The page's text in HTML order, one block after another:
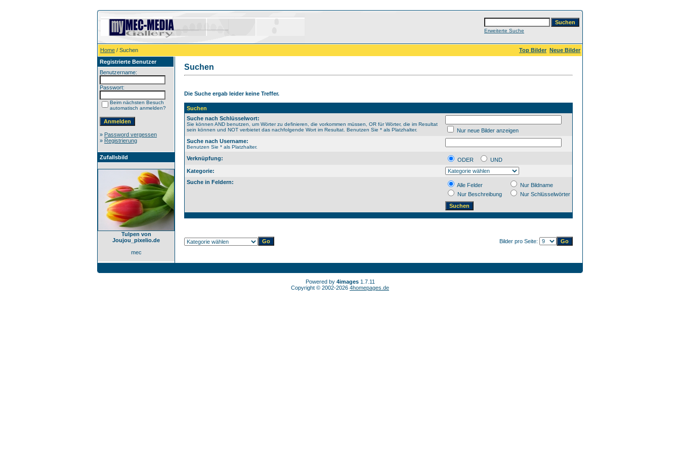
Erweiterte Suche
Home / Suchen Top Bilder Neue Bilder
Registrierte Benutzer
Benutzername:
Passwort:
Beim nächsten Besuch
automatisch anmelden?
» Password vergessen
» Registrierung
Zufallsbild
Tulpen von
Joujou_pixelio.de
mec
Suchen
Die Suche ergab leider keine Treffer.
Suchen
Suche nach Schlüsselwort:
Sie können AND benutzen, um Wörter zu definieren, die vorkommen müssen, OR für Wörter, die im Resultat
sein können und NOT verbietet das nachfolgende Wort im Resultat. Benutzen Sie * als Platzhalter.
Nur neue Bilder anzeigen
Suche nach Username:
Benutzen Sie * als Platzhalter.
Verknüpfung: ODER
UND
Kategorie:
Suche in Feldern:
Alle Felder
Nur Bildname
Nur Beschreibung
Nur Schlüsselwörter
Bilder pro Seite:
Powered by 4images1.7.11
Copyright © 2002-2026 4homepages.de